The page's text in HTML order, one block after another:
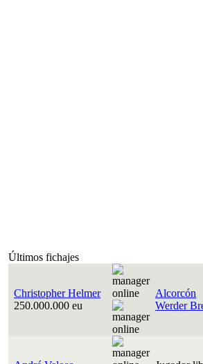
Últimos fichajes
Christopher Helmer
250.000.000 eu
Alcorcón
Werder